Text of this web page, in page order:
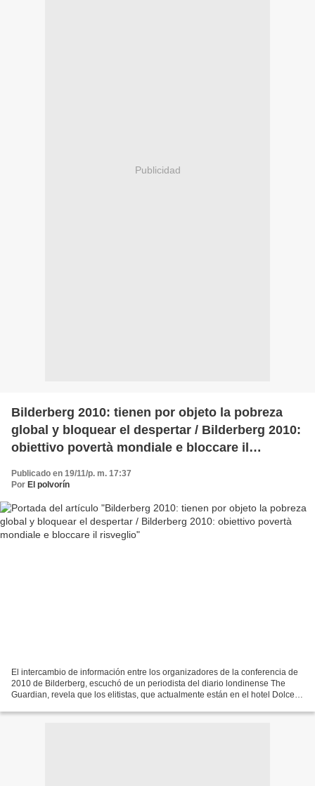
Publicidad
Bilderberg 2010: tienen por objeto la pobreza
global y bloquear el despertar / Bilderberg 2010:
obiettivo povertà mondiale e bloccare il
Publicado en 19/11/p. m. 17:37
Por El polvorín
El intercambio de información entre los organizadores de la conferencia de
2010 de Bilderberg, escuchó de un periodista del diario londinense The
Guardian, revela que los elitistas, que actualmente están en el hotel Dolce